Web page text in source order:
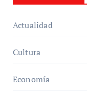
Actualidad
Cultura
Economía